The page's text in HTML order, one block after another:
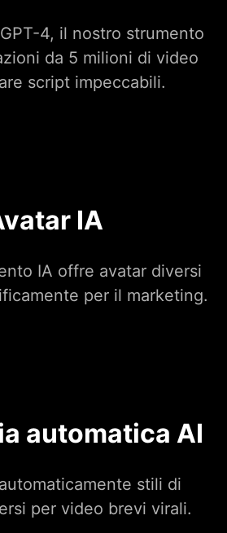
4, il nostro strumento
da 5 milioni di video
script impeccabili.
IA
IA offre avatar diversi
per il marketing.
automatica AI
stili di
per video brevi virali.